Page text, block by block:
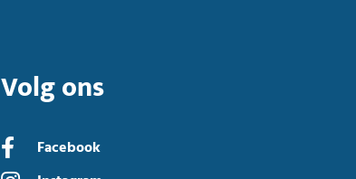
Volg ons
Facebook